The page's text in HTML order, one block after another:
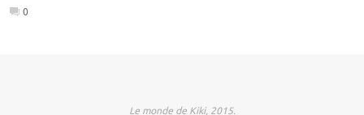
0
Le monde de Kiki, 2015.